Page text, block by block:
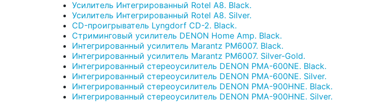
Усилитель Интегрированный Rotel A8. Black.
Усилитель Интегрированный Rotel A8. Silver.
CD-проигрыватель Lyngdorf CD-2. Black.
Стриминговый усилитель DENON Home Amp. Black.
Интегрированный усилитель Marantz PM6007. Black.
Интегрированный усилитель Marantz PM6007. Silver-Gold.
Интегрированный стереоусилитель DENON PMA-600NE. Black.
Интегрированный стереоусилитель DENON PMA-600NE. Silver.
Интегрированный стереоусилитель DENON PMA-900HNE. Black.
Интегрированный стереоусилитель DENON PMA-900HNE. Silver.